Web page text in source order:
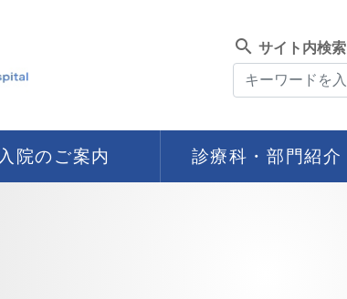
search サイト内検索
入院のご案内 診療科・部門紹介